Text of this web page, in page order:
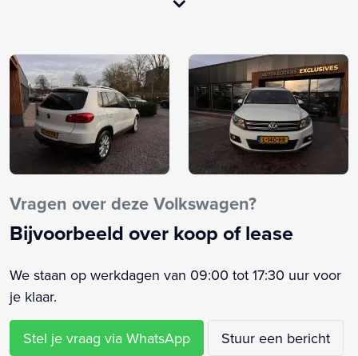
Anti Blokkeer Systeem
Anti doorSlip Regeling
Armsteun voor
Bandenspanningscontrolesysteem
Bestuurdersairbag
Bestuurdersstoel in hoogte verstelbaar
Boordcomputer
Brake Assist System
Buitenspiegels elektrisch verstel- en verwarmbaar
Centrale deurvergrendeling met afstandsbediening
Chroom delen exterieur
Dakrails
Vragen over deze Volkswagen?
Bijvoorbeeld over koop of lease
We staan op werkdagen van 09:00 tot 17:30 uur voor
je klaar.
Stel je vraag via WhatsApp Stuur een bericht